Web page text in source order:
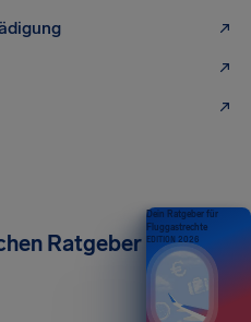
Ratgeber
Dein Ratgeber für
Fluggastrechte
EDITION 2026